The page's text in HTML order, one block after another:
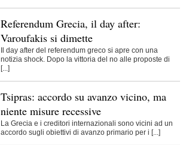
Referendum Grecia, il day after:
Varoufakis si dimette
Il day after del referendum greco si apre con una
notizia shock. Dopo la vittoria del no alle proposte di
[...]
Tsipras: accordo su avanzo vicino, ma
niente misure recessive
La Grecia e i creditori internazionali sono vicini ad un
accordo sugli obiettivi di avanzo primario per i [...]